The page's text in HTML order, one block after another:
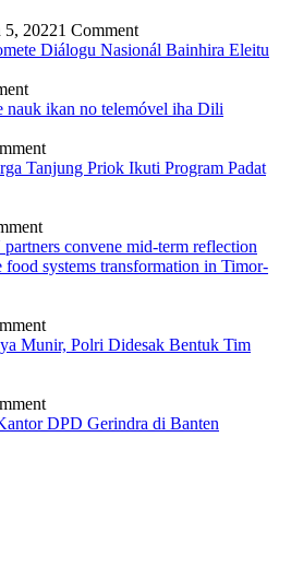
5, 20221 Comment
Diálogu Nasionál Bainhira Eleitu
nauk ikan no telemóvel iha Dili
Tanjung Priok Ikuti Program Padat
convene mid-term reflection
food systems transformation in Timor-
Munir, Polri Didesak Bentuk Tim
DPD Gerindra di Banten